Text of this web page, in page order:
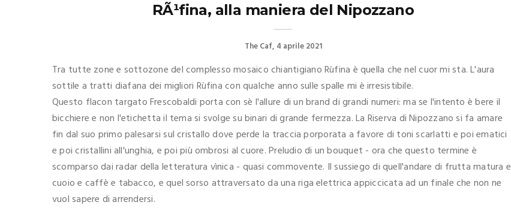
RÃ¹fina, alla maniera del Nipozzano
The Caf 4 aprile 2021
Tra tutte zone e sottozone del complesso mosaico chiantigiano Rùfina è quella che nel cuor mi sta. L'aura
sottile a tratti diafana dei migliori Rùfina con qualche anno sulle spalle mi è irresistibile.
Questo flacon targato Frescobaldi porta con sè l'allure di un brand di grandi numeri: ma se l'intento è bere il
bicchiere e non l'etichetta il tema si svolge su binari di grande fermezza. La Riserva di Nipozzano si fa amare
fin dal suo primo palesarsi sul cristallo dove perde la traccia porporata a favore di toni scarlatti e poi ematici
e poi cristallini all'unghia, e poi più ombrosi al cuore. Preludio di un bouquet - ora che questo termine è
scomparso dai radar della letteratura vìnica - quasi commovente. Il sussiego di quell'andare di frutta matura e
cuoio e caffè e tabacco, e quel sorso attraversato da una riga elettrica appiccicata ad un finale che non ne
vuol sapere di arrendersi.